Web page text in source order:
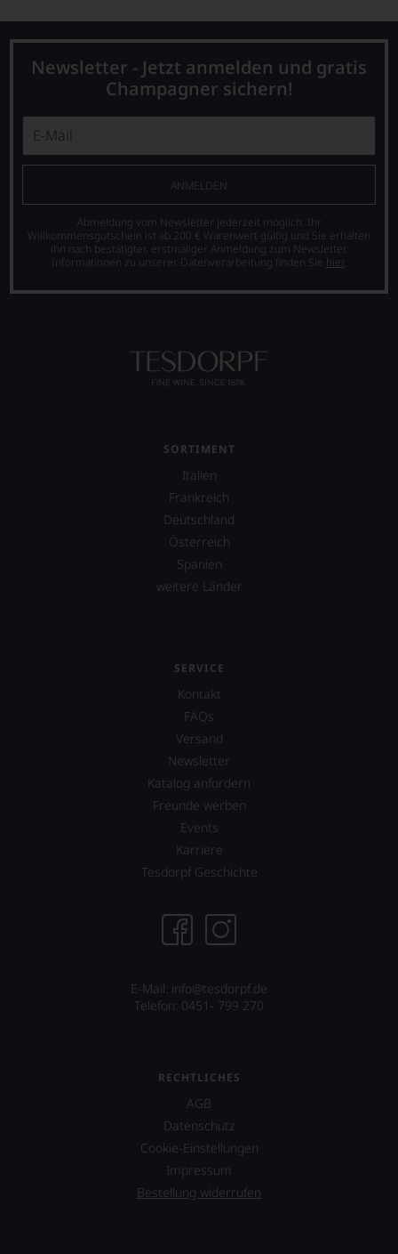
Newsletter - Jetzt anmelden und gratis
Champagner sichern!
ANMELDEN
Abmeldung vom Newsletter jederzeit möglich. Ihr
Willkommensgutschein ist ab 200 € Warenwert gültig und Sie erhalten
ihn nach bestätigter, erstmaliger Anmeldung zum Newsletter.
Informationen zu unserer Datenverarbeitung finden Sie hier.
SORTIMENT
Italien
Frankreich
Deutschland
Österreich
Spanien
weitere Länder
SERVICE
Kontakt
FAQs
Versand
Newsletter
Katalog anfordern
Freunde werben
Events
Karriere
Tesdorpf Geschichte
E-Mail: info@tesdorpf.de
Telefon: 0451- 799 270
RECHTLICHES
AGB
Datenschutz
Cookie-Einstellungen
Impressum
Bestellung widerrufen